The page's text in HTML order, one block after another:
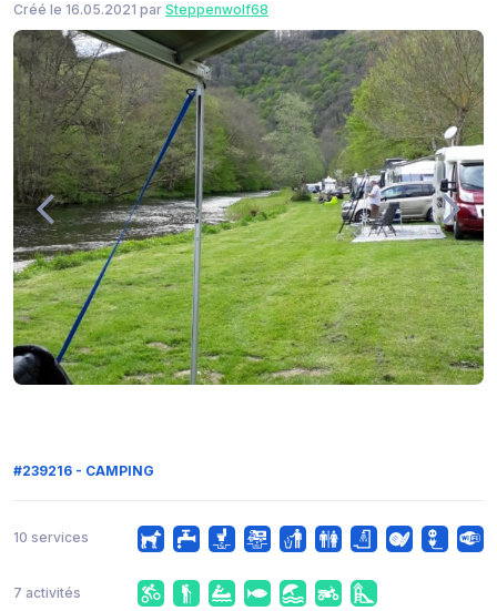
Créé le 16.05.2021 par Steppenwolf68
#239216 - CAMPING
10 services
7 activités